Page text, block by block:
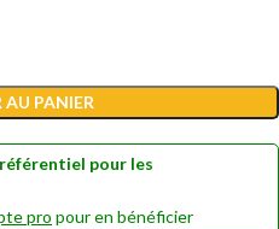
PANIER
pour les
pro pour en bénéficier